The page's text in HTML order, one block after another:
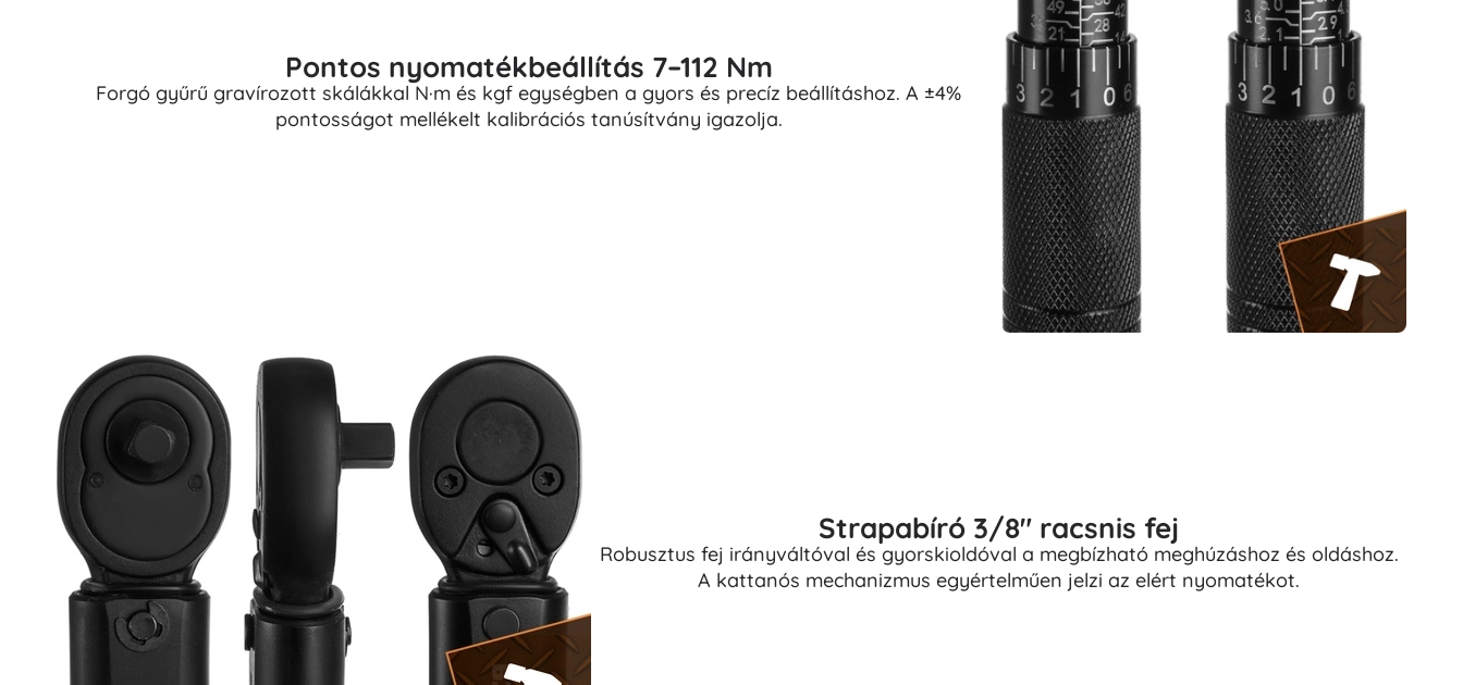
Pontos nyomatékbeállítás 7–112 Nm
Forgó gyűrű gravírozott skálákkal N·m és kgf egységben a gyors és precíz beállításhoz. A ±4%
pontosságot mellékelt kalibrációs tanúsítvány igazolja.
Strapabíró 3/8" racsnis fej
Robusztus fej irányváltóval és gyorskioldóval a megbízható meghúzáshoz és oldáshoz.
A kattanós mechanizmus egyértelműen jelzi az elért nyomatékot.